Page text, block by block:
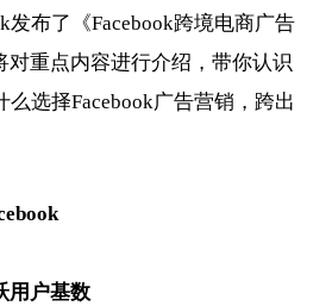
发布了《Facebook跨境电商广告
对重点内容进行介绍，带你认识
么选择Facebook广告营销，跨出
用户基数